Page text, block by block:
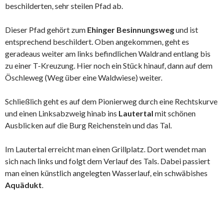
beschilderten, sehr steilen Pfad ab.
Dieser Pfad gehört zum Ehinger Besinnungswegund ist
entsprechend beschildert. Oben angekommen, geht es
geradeaus weiter am links befindlichen Waldrand entlang bis
zu einer T-Kreuzung. Hier noch ein Stück hinauf, dann auf dem
Öschleweg (Weg über eine Waldwiese) weiter.
Schließlich geht es auf dem Pionierweg durch eine Rechtskurve
und einen Linksabzweig hinab ins Lautertal mit schönen
Ausblicken auf die Burg Reichenstein und das Tal.
Im Lautertal erreicht man einen Grillplatz. Dort wendet man
sich nach links und folgt dem Verlauf des Tals. Dabei passiert
man einen künstlich angelegten Wasserlauf, ein schwäbishes
Aquädukt.